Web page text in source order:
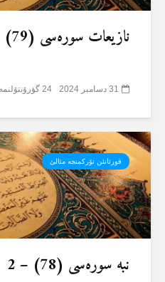
نازیعات سورەسی (79) – 1
31 دسامبر 2024 24 گؤرۆنتۆلنمە
قورئانئن تۆرکمنجە مئالئ
نبە سورەسی (78) – 2